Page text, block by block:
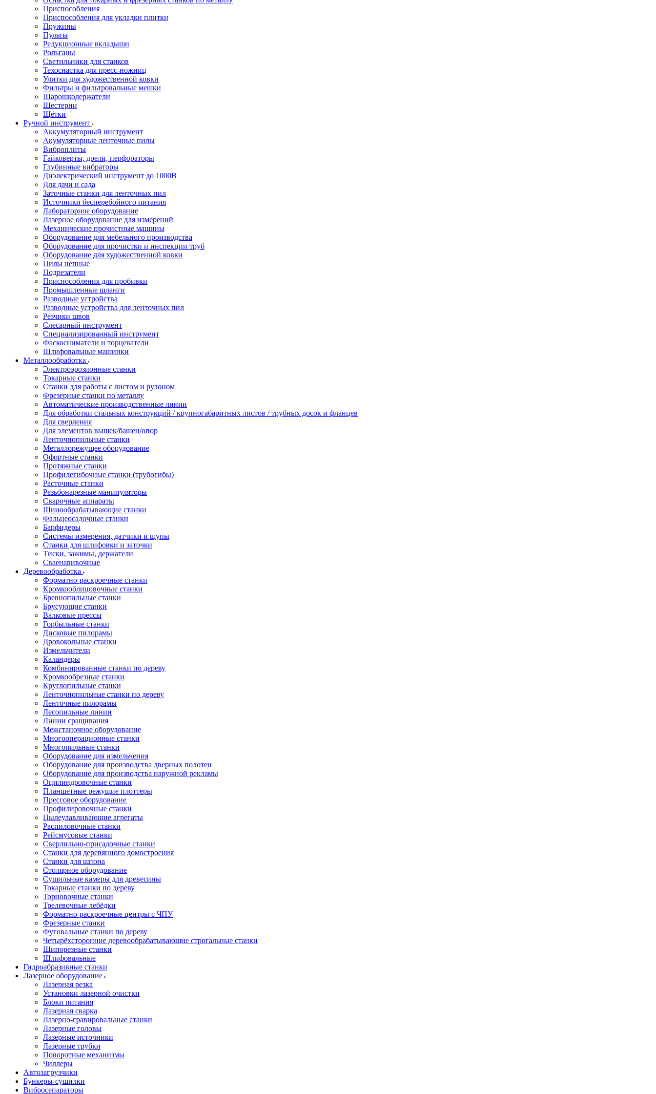
Приспособления
Приспособления для укладки плитки
Пружины
Пульты
Редукционные вкладыши
Рольганы
Светильники для станков
Техоснастка для пресс-ножниц
Улитки для художественной ковки
Фильтры и фильтровальные мешки
Шарошкодержатели
Шестерни
Щётки
Ручной инструмент
Аккумуляторный инструмент
Акумуляторные ленточные пилы
Виброплиты
Гайковерты, дрели, перфораторы
Глубинные вибраторы
Диэлектрический инструмент до 1000В
Для дачи и сада
Заточные станки для ленточных пил
Источники бесперебойного питания
Лабораторное оборудование
Лазерное оборудование для измерений
Механические прочистные машины
Оборудование для мебельного производства
Оборудование для прочистки и инспекции труб
Оборудование для художественной ковки
Пилы цепные
Подрезатели
Приспособления для пробивки
Промышленные шланги
Разводные устройства
Разводные устройства для ленточных пил
Резчики швов
Слесарный инструмент
Специализированный инструмент
Фаскосниматели и торцеватели
Шлифовальные машинки
Металлообработка
Электроэрозионные станки
Токарные станки
Станки для работы с листом и рулоном
Фрезерные станки по металлу
Автоматические производственные линии
Для обработки стальных конструкций / крупногабаритных листов / трубных досок и фланцев
Для сверления
Для элементов вышек/башен/опор
Ленточнопильные станки
Металлорежущее оборудование
Офортные станки
Протяжные станки
Профилегибочные станки (трубогибы)
Расточные станки
Резьбонарезные манипуляторы
Сварочные аппараты
Шинообрабатывающие станки
Фальцеосадочные станки
Барфидеры
Системы измерения, датчики и щупы
Станки для шлифовки и заточки
Тиски, зажимы, держатели
Cваенавивочные
Деревообработка
Форматно-раскроечные станки
Кромкооблицовочные станки
Бревнопильные станки
Брусующие станки
Валковые прессы
Горбыльные станки
Дисковые пилорамы
Дровокольные станки
Измельчители
Каландеры
Комбинированные станки по дереву
Кромкообрезные станки
Круглопильные станки
Ленточнопильные станки по дереву
Ленточные пилорамы
Лесопильные линии
Линии сращивания
Межстаночное оборудование
Многооперационные станки
Многопильные станки
Оборудование для измельчения
Оборудование для производства дверных полотен
Оборудование для производства наружной рекламы
Оцилиндровочные станки
Планшетные режущие плоттеры
Прессовое оборудование
Профилировочные станки
Пылеулавливающие агрегаты
Распиловочные станки
Рейсмусовые станки
Сверлильно-присадочные станки
Станки для деревянного домостроения
Станки для шпона
Столярное оборудование
Сушильные камеры для древесины
Токарные станки по дереву
Торцовочные станки
Трелевочные лебёдки
Форматно-раскроечные центры с ЧПУ
Фрезерные станки
Фуговальные станки по дереву
Четырёхсторонние деревообрабатывающие строгальные станки
Шипорезные станки
Шлифовальные
Гидроабразивные станки
Лазерное оборудование
Лазерная резка
Установки лазерной очистки
Блоки питания
Лазерная сварка
Лазерно-гравировальные станки
Лазерные головы
Лазерные источники
Лазерные трубки
Поворотные механизмы
Чиллеры
Автозагрузчики
Бункеры-сушилки
Вибросепараторы